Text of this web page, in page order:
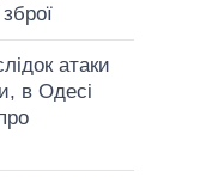
атаки
в Одесі